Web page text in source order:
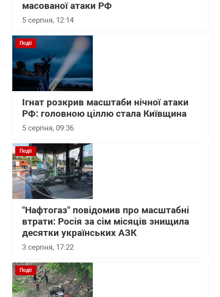
масованої атаки РФ
5 серпня, 12:14
Події
Ігнат розкрив масштаби нічної атаки
РФ: головною ціллю стала Київщина
5 серпня, 09:36
Події
"Нафтогаз" повідомив про масштабні
втрати: Росія за сім місяців знищила
десятки українських АЗК
3 серпня, 17:22
Події